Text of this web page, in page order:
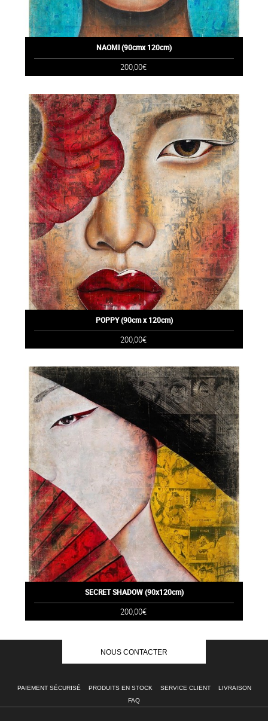
NAOMI (90cmx 120cm)
200,00€
POPPY (90cm x 120cm)
200,00€
SECRET SHADOW (90x120cm)
200,00€
NOUS CONTACTER
PAIEMENT SÉCURISÉ PRODUITS EN STOCK SERVICE CLIENT
LIVRAISON
FAQ